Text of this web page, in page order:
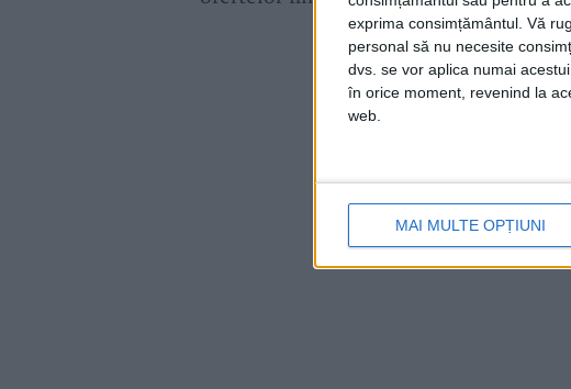
exprima consimțământul. Vă
personal să nu necesite
dvs. se vor aplica numai
în orice moment, revenind la
web.
MAI MULTE OPȚIUNI